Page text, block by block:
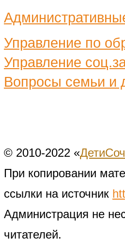
Управление по
Управление
Вопросы семьи и
© 2010-2022 «
При копировании
ссылки на источник
Администрация не
читателей.